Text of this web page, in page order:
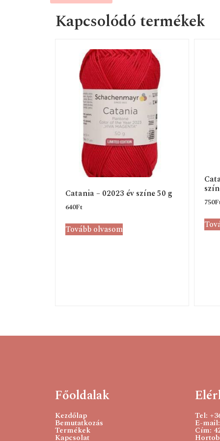
Kapcsolódó termékek
Catania – 02023 év színe 50 g
640Ft
Tovább olvasom
750
Főoldalak
Kezdőlap
Bemutatkozás
Termékek
Kapcsolat
Tel:
E-
Cím: